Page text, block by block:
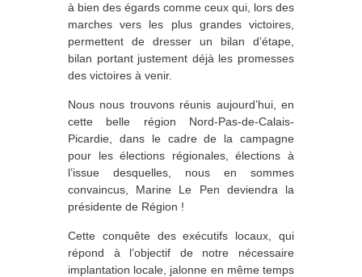
à bien des égards comme ceux qui, lors des
marches vers les plus grandes victoires,
permettent de dresser un bilan d’étape,
bilan portant justement déjà les promesses
des victoires à venir.
Nous nous trouvons réunis aujourd’hui, en
cette belle région Nord-Pas-de-Calais-
Picardie, dans le cadre de la campagne
pour les élections régionales, élections à
l’issue desquelles, nous en sommes
convaincus, Marine Le Pen deviendra la
présidente de Région !
Cette conquête des exécutifs locaux, qui
répond à l’objectif de notre nécessaire
implantation locale, jalonne en même temps